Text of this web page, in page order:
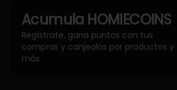
Acumula HOMIECOINS
Regístrate, gana puntos con tus
compras y canjealos por productos y
más